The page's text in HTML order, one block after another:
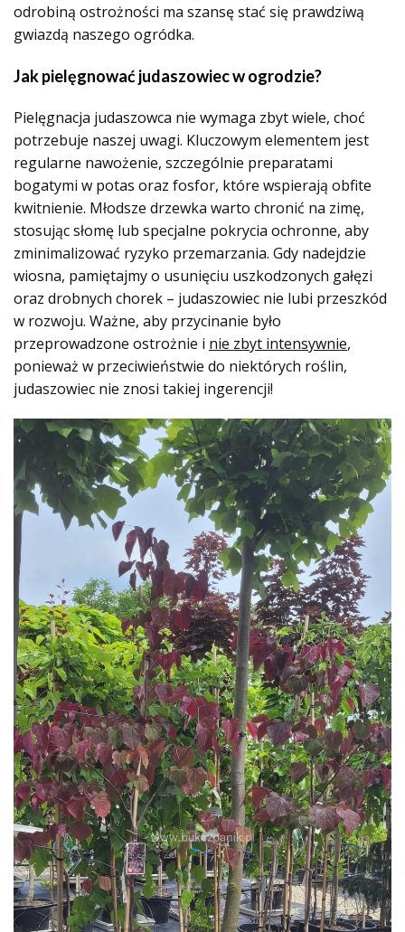
odrobiną ostrożności ma szansę stać się prawdziwą
gwiazdą naszego ogródka.
Jak pielęgnować judaszowiec w ogrodzie?
Pielęgnacja judaszowca nie wymaga zbyt wiele, choć
potrzebuje naszej uwagi. Kluczowym elementem jest
regularne nawożenie, szczególnie preparatami
bogatymi w potas oraz fosfor, które wspierają obfite
kwitnienie. Młodsze drzewka warto chronić na zimę,
stosując słomę lub specjalne pokrycia ochronne, aby
zminimalizować ryzyko przemarzania. Gdy nadejdzie
wiosna, pamiętajmy o usunięciu uszkodzonych gałęzi
oraz drobnych chorek – judaszowiec nie lubi przeszkód
w rozwoju. Ważne, aby przycinanie było
przeprowadzone ostrożnie i nie zbyt intensywnie,
ponieważ w przeciwieństwie do niektórych roślin,
judaszowiec nie znosi takiej ingerencji!